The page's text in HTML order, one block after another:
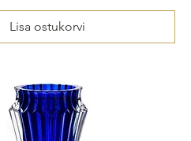
Lisa ostukorvi